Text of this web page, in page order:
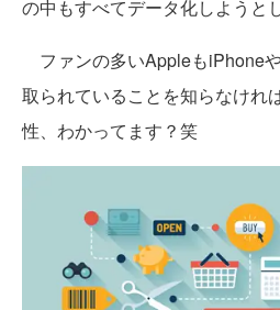
の中もすべてデータ化しようと
ファンの多いAppleもiPhone
取られていることを知らなけれ
性、わかってます？笑